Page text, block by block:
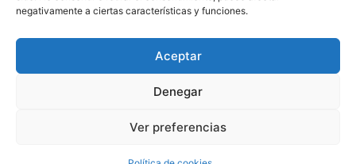
negativamente a ciertas características y funciones.
Aceptar
Denegar
Ver preferencias
CONTACTA CON NOSOTROS